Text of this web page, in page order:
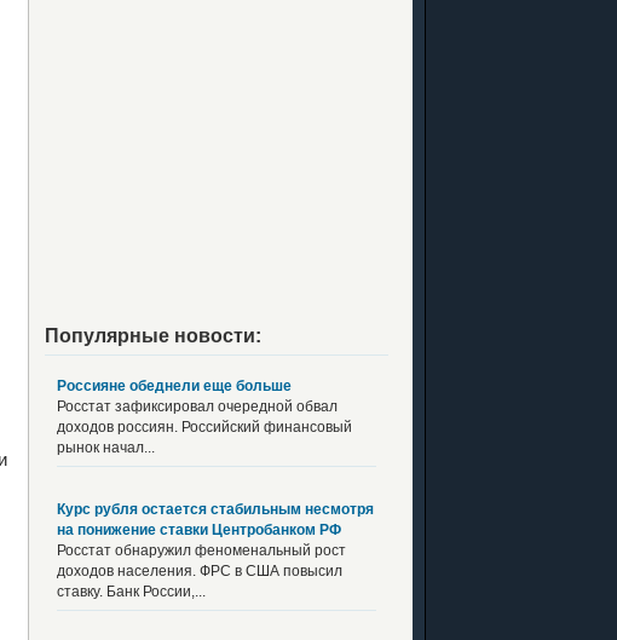
Популярные новости:
Россияне обеднели еще больше
Росстат зафиксировал очередной обвал
доходов россиян. Российский финансовый
рынок начал...
Курс рубля остается стабильным несмотря
на понижение ставки Центробанком РФ
Росстат обнаружил феноменальный рост
доходов населения. ФРС в США повысил
ставку. Банк России,...